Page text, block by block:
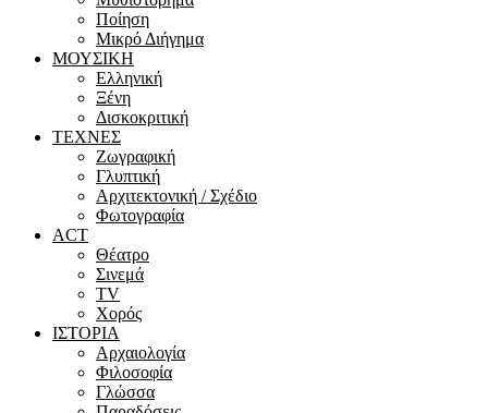
Ποίηση
Μικρό Διήγημα
ΜΟΥΣΙΚΗ
Ελληνική
Ξένη
Δισκοκριτική
ΤΕΧΝΕΣ
Ζωγραφική
Γλυπτική
Αρχιτεκτονική / Σχέδιο
Φωτογραφία
ACT
Θέατρο
Σινεμά
ΤV
Χορός
ΙΣΤΟΡΙΑ
Αρχαιολογία
Φιλοσοφία
Γλώσσα